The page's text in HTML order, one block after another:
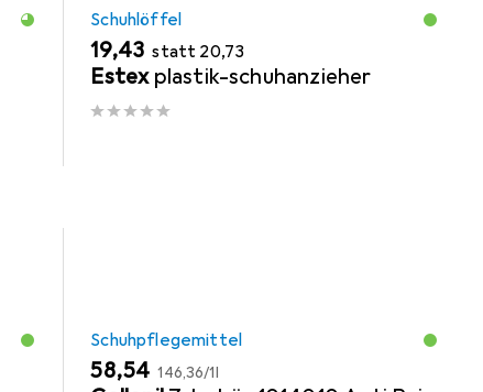
Schuhlöffel
EUR
19,43 statt EUR
20,73
Estex plastik-schuhanzieher
Schuhpflegemittel
EUR
58,54 EUR
146,36/1l